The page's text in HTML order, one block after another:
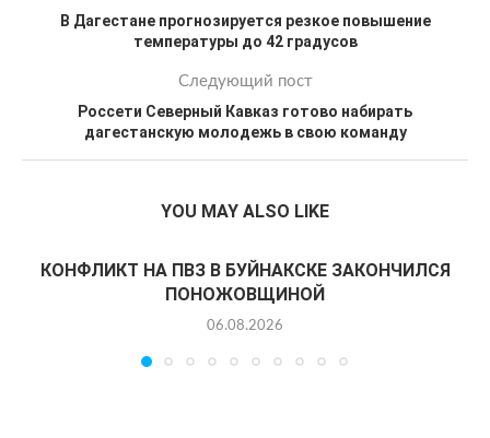
В Дагестане прогнозируется резкое повышение
температуры до 42 градусов
Следующий пост
Россети Северный Кавказ готово набирать
дагестанскую молодежь в свою команду
YOU MAY ALSO LIKE
КОНФЛИКТ НА ПВЗ В БУЙНАКСКЕ ЗАКОНЧИЛСЯ
ПОНОЖОВЩИНОЙ
06.08.2026